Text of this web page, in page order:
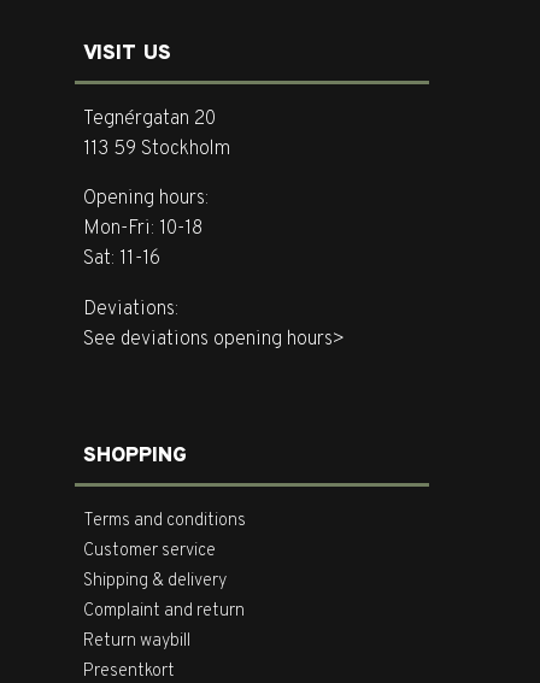
VISIT US
Tegnérgatan 20
113 59 Stockholm
Opening hours:
Mon-Fri: 10-18
Sat: 11-16
Deviations:
See deviations opening hours>
SHOPPING
Terms and conditions
Customer service
Shipping & delivery
Complaint and return
Return waybill
Presentkort